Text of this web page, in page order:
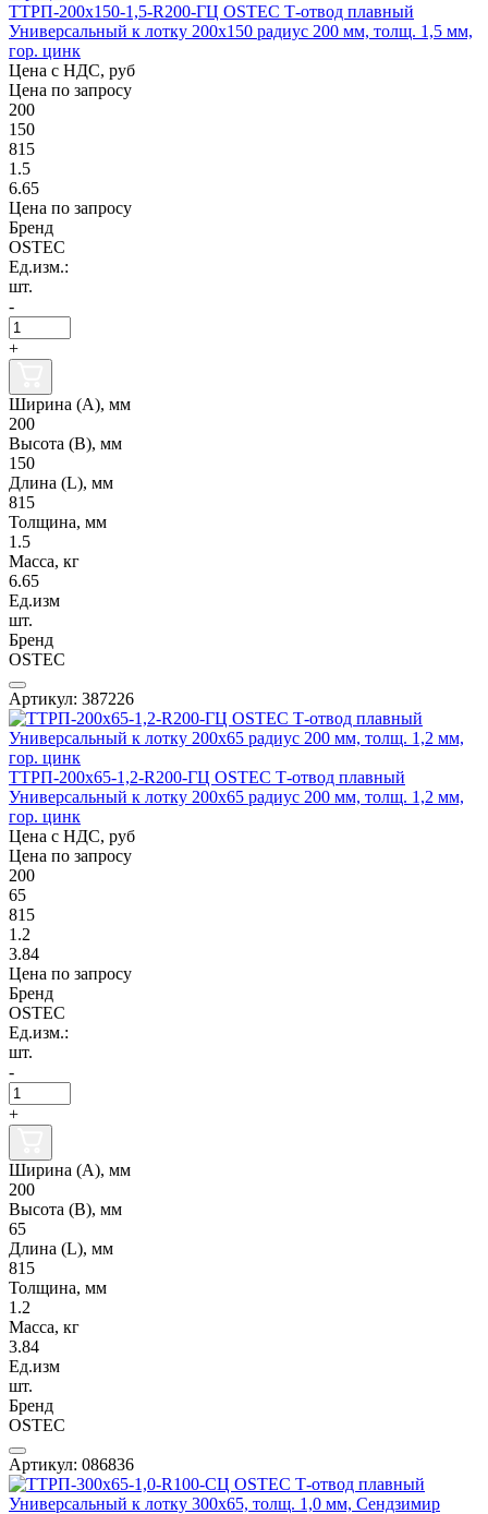
ТТРП-200х150-1,5-R200-ГЦ OSTEC Т-отвод плавный
Универсальный к лотку 200х150 радиус 200 мм, толщ. 1,5 мм,
гор. цинк
Цена с НДС, руб
Цена по запросу
200
150
815
1.5
6.65
Цена по запросу
Бренд
OSTEC
Ед.изм.:
шт.
-
+
Ширина (А), мм
200
Высота (В), мм
150
Длина (L), мм
815
Толщина, мм
1.5
Масса, кг
6.65
Ед.изм
шт.
Бренд
OSTEC
Артикул: 387226
ТТРП-200х65-1,2-R200-ГЦ OSTEC Т-отвод плавный
Универсальный к лотку 200х65 радиус 200 мм, толщ. 1,2 мм,
гор. цинк
Цена с НДС, руб
Цена по запросу
200
65
815
1.2
3.84
Цена по запросу
Бренд
OSTEC
Ед.изм.:
шт.
-
+
Ширина (А), мм
200
Высота (В), мм
65
Длина (L), мм
815
Толщина, мм
1.2
Масса, кг
3.84
Ед.изм
шт.
Бренд
OSTEC
Артикул: 086836